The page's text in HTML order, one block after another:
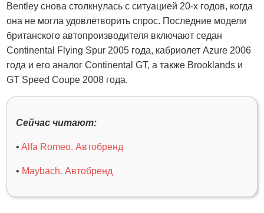
Bentley снова столкнулась с ситуацией 20-х годов, когда
она не могла удовлетворить спрос. Последние модели
британского автопроизводителя включают седан
Continental Flying Spur 2005 года, кабриолет Azure 2006
года и его аналог Continental GT, а также Brooklands и
GT Speed ​​Coupe 2008 года.
Сейчас читают:
•Alfa Romeo. Автобренд
• Maybach. Автобренд